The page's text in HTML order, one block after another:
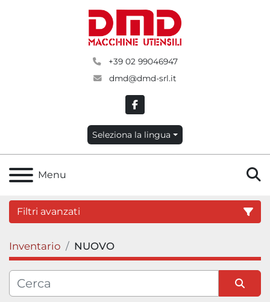
+39 02 99046947
dmd@dmd-srl.it
facebook
Seleziona la lingua
Menu
Filtri avanzati
Categoria
Condizione
Inventario NUOVO